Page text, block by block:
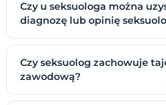
Czy u seksuologa można
diagnozę lub opinię
Czy seksuolog zachowuje
zawodową?